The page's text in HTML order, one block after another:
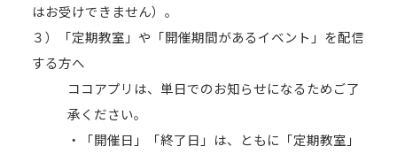
はお受けできません）。
３）「定期教室」や「開催期間があるイベント」を配信
する方へ
ココアプリは、単日でのお知らせになるためご了
承ください。
・「開催日」「終了日」は、ともに「定期教室」